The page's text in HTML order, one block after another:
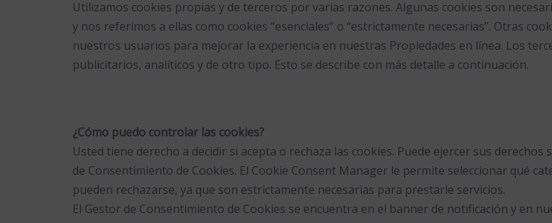
Utilizamos cookies propias y de terceros por varias razones. Algunas cookies son
y nos referimos a ellas como cookies “esenciales” o “estrictamente necesarias”. Otras
nuestros usuarios para mejorar la experiencia en nuestras Propiedades en línea. Los
publicitarios, analíticos y de otro tipo. Esto se describe con más detalle a continuación.
¿Cómo puedo controlar las cookies?
Usted tiene derecho a decidir si acepta o rechaza las cookies. Puede ejercer sus
de Consentimiento de Cookies. El Cookie Consent Manager le permite seleccionar qué
pueden rechazarse, ya que son estrictamente necesarias para prestarle servicios.
El Gestor de Consentimiento de Cookies se encuentra en el banner de notificación y en